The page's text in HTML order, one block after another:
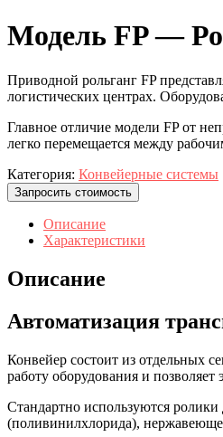
Модель FP —
Приводной рольганг FP
логистических центрах.
Главное отличие модели FP от
легко перемещается между
Категория: Конвейерные системы
Запросить стоимость
Описание
Xарактеристики
Описание
Автоматизация
Конвейер состоит из отдельных
работу оборудования и
Стандартно используются
(поливинилхлорида),